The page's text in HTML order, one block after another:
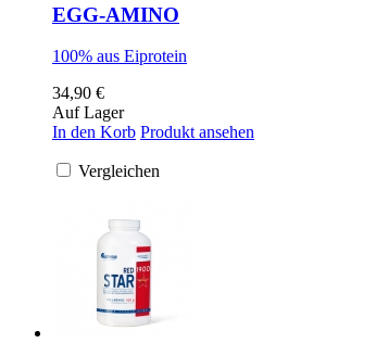
EGG-AMINO
100% aus Eiprotein
34,90 €
Auf Lager
In den Korb Produkt ansehen
Vergleichen